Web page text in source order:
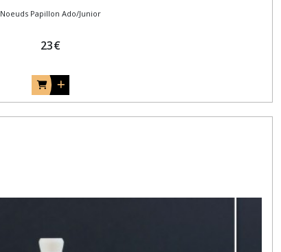
Noeuds Papillon Ado/Junior
23€